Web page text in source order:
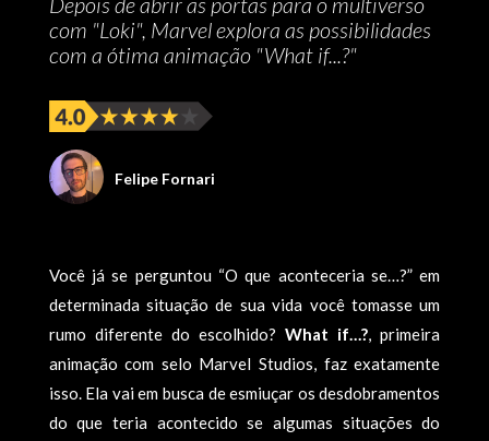
com "Loki", Marvel explora as possibilidades
com a ótima animação "What if...?"
Felipe Fornari
Você já se perguntou “O que aconteceria se…?” em
determinada situação de sua vida você tomasse um
rumo diferente do escolhido?What if…?, primeira
animação com selo Marvel Studios, faz exatamente
isso. Ela vai em busca de esmiuçar os desdobramentos
do que teria acontecido se algumas situações do